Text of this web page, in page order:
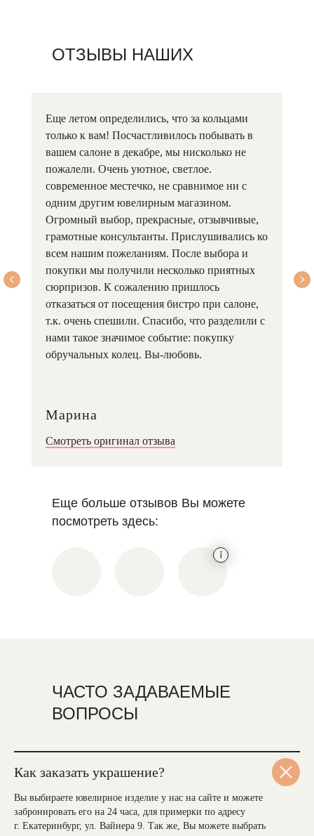
ОТЗЫВЫ НАШИХ
Еще летом определились, что за кольцами
только к вам! Посчастливилось побывать в
вашем салоне в декабре, мы нисколько не
пожалели. Очень уютное, светлое.
современное местечко, не сравнимое ни с
одним другим ювелирным магазином.
Огромный выбор, прекрасные, отзывчивые,
грамотные консультанты. Прислушивались ко
всем нашим пожеланиям. После выбора и
покупки мы получили несколько приятных
сюрпризов. К сожалению пришлось
отказаться от посещения бистро при салоне,
т.к. очень спешили. Спасибо, что разделили с
нами такое значимое событие: покупку
обручальных колец. Вы-любовь.
Марина
Смотреть оригинал отзыва
Еще больше отзывов Вы можете
посмотреть здесь:
ЧАСТО ЗАДАВАЕМЫЕ
ВОПРОСЫ
Как заказать украшение?
Вы выбираете ювелирное изделие у нас на сайте и можете
забронировать его на 24 часа, для примерки по адресу
г. Екатеринбург, ул. Вайнера 9. Так же, Вы можете выбрать